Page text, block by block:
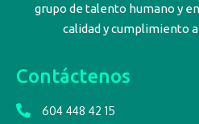
grupo de talento humano y
calidad y cumplimiento
Contáctenos
604 448 42 15